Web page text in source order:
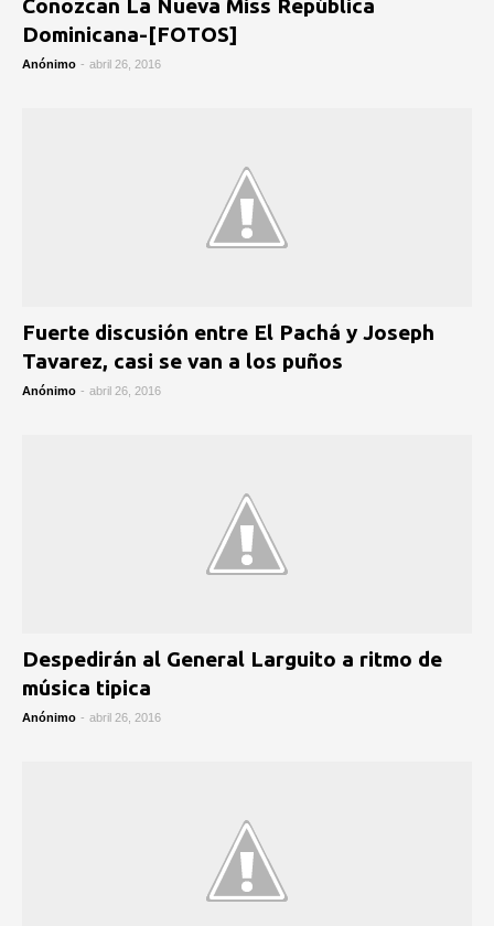
Conozcan La Nueva Miss República
Dominicana-[FOTOS]
Anónimo - abril 26, 2016
Fuerte discusión entre El Pachá y Joseph
Tavarez, casi se van a los puños
Anónimo - abril 26, 2016
Despedirán al General Larguito a ritmo de
música tipica
Anónimo - abril 26, 2016